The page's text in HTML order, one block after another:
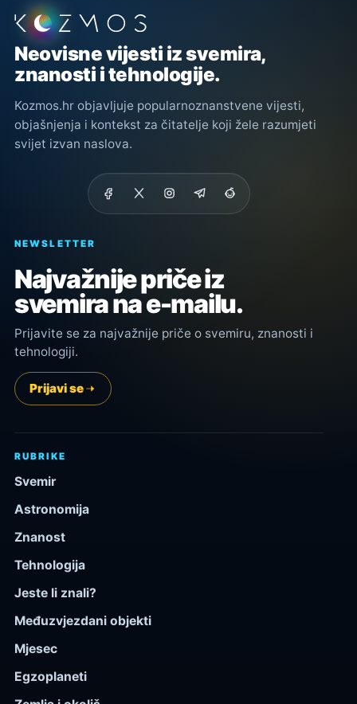
Podnožje stranice
Neovisne vijesti iz svemira,
znanosti i tehnologije.
Kozmos.hr objavljuje popularnoznanstvene vijesti,
objašnjenja i kontekst za čitatelje koji žele razumjeti
svijet izvan naslova.
NEWSLETTER
Najvažnije priče iz
svemira na e-mailu.
Prijavite se za najvažnije priče o svemiru, znanosti i
tehnologiji.
Prijavi se
RUBRIKE
Svemir
Astronomija
Znanost
Tehnologija
Jeste li znali?
Međuzvjezdani objekti
Mjesec
Egzoplaneti